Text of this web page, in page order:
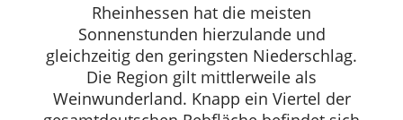
Rheinhessen hat die meisten
Sonnenstunden hierzulande und
gleichzeitig den geringsten Niederschlag.
Die Region gilt mittlerweile als
Weinwunderland. Knapp ein Viertel der